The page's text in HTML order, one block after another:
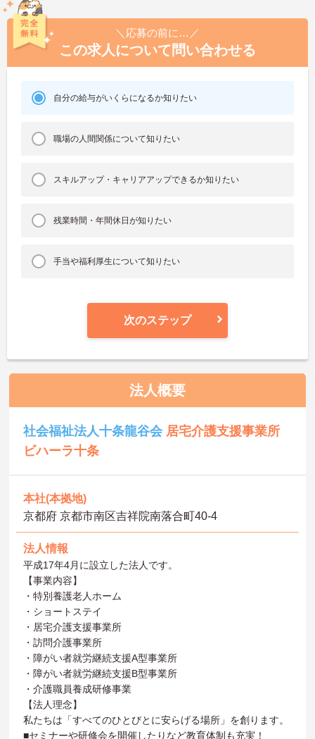
＼応募の前に…／
この求人について問い合わせる
自分の給与がいくらになるか知りたい
職場の人間関係について知りたい
スキルアップ・キャリアアップできるか知りたい
残業時間・年間休日が知りたい
手当や福利厚生について知りたい
次のステップ
法人概要
社会福祉法人十条龍谷会 居宅介護支援事業所
ビハーラ十条
本社(本拠地)
京都府 京都市南区吉祥院南落合町40-4
法人情報
平成17年4月に設立した法人です。
【事業内容】
・特別養護老人ホーム
・ショートステイ
・居宅介護支援事業所
・訪問介護事業所
・障がい者就労継続支援A型事業所
・障がい者就労継続支援B型事業所
・介護職員養成研修事業
【法人理念】
私たちは「すべてのひとびとに安らげる場所」を創ります。
■セミナーや研修会を開催したりなど教育体制も充実！